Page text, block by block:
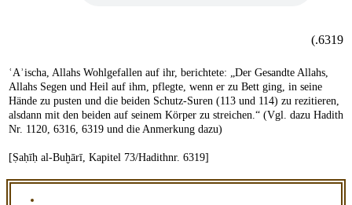
6319.)
ʿAʾischa, Allahs Wohlgefallen auf ihr, berichtete: „Der Gesandte Allahs,
Allahs Segen und Heil auf ihm, pflegte, wenn er zu Bett ging, in seine
Hände zu pusten und die beiden Schutz-Suren (113 und 114) zu rezitieren,
alsdann mit den beiden auf seinem Körper zu streichen.“ (Vgl. dazu Hadith
Nr. 1120, 6316, 6319 und die Anmerkung dazu)
[Ṣaḥīḥ al-Buḫārī, Kapitel 73/Hadithnr. 6319]